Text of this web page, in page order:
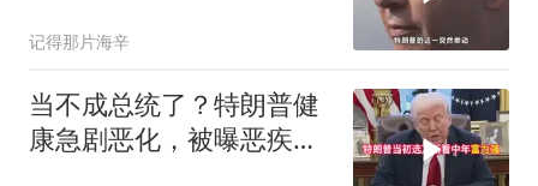
记得那片海辛
当不成总统了？特朗普健
康急剧恶化，被曝恶疾缠